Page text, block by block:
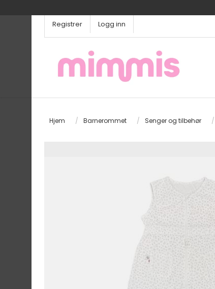
Registrer Logg inn
Hjem / Barnerommet / Senger og tilbehør /